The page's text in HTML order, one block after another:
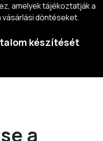
amelyek tájékoztatják a
döntéseket.
készítését
a